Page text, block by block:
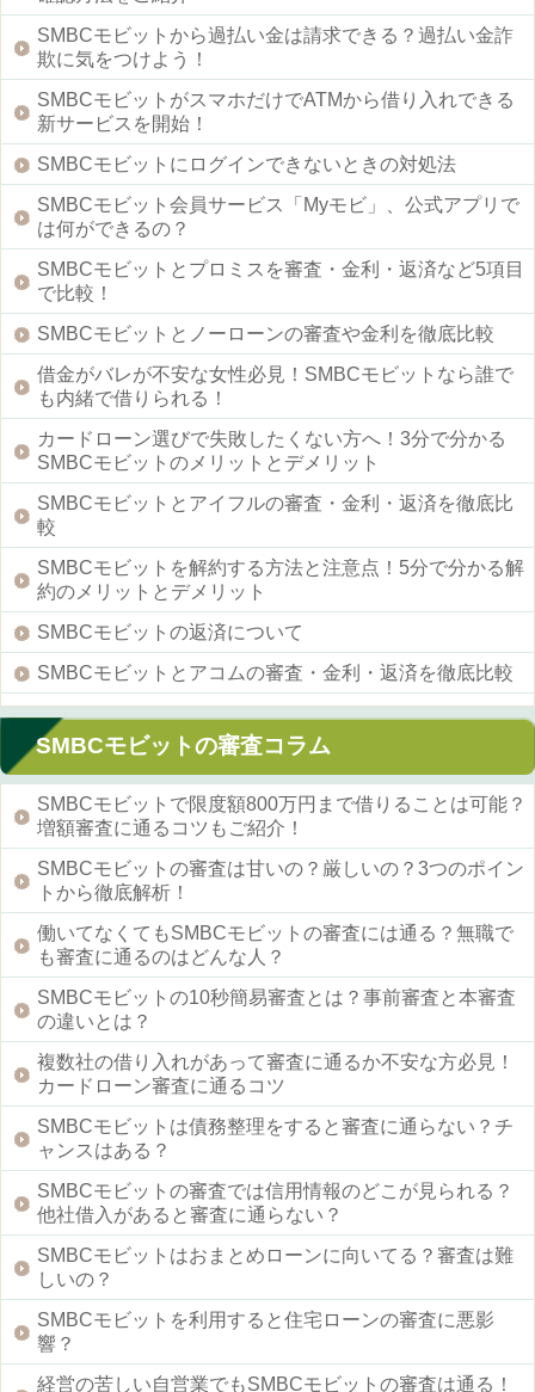
SMBCモビットから過払い金は請求できる？過払い金詐
欺に気をつけよう！
SMBCモビットがスマホだけでATMから借り入れできる
新サービスを開始！
SMBCモビットにログインできないときの対処法
SMBCモビット会員サービス「Myモビ」、公式アプリで
は何ができるの？
SMBCモビットとプロミスを審査・金利・返済など5項目
で比較！
SMBCモビットとノーローンの審査や金利を徹底比較
借金がバレが不安な女性必見！SMBCモビットなら誰で
も内緒で借りられる！
カードローン選びで失敗したくない方へ！3分で分かる
SMBCモビットのメリットとデメリット
SMBCモビットとアイフルの審査・金利・返済を徹底比
較
SMBCモビットを解約する方法と注意点！5分で分かる解
約のメリットとデメリット
SMBCモビットの返済について
SMBCモビットとアコムの審査・金利・返済を徹底比較
SMBCモビットの審査コラム
SMBCモビットで限度額800万円まで借りることは可能？
増額審査に通るコツもご紹介！
SMBCモビットの審査は甘いの？厳しいの？3つのポイン
トから徹底解析！
働いてなくてもSMBCモビットの審査には通る？無職で
も審査に通るのはどんな人？
SMBCモビットの10秒簡易審査とは？事前審査と本審査
の違いとは？
複数社の借り入れがあって審査に通るか不安な方必見！
カードローン審査に通るコツ
SMBCモビットは債務整理をすると審査に通らない？チ
ャンスはある？
SMBCモビットの審査では信用情報のどこが見られる？
他社借入があると審査に通らない？
SMBCモビットはおまとめローンに向いてる？審査は難
しいの？
SMBCモビットを利用すると住宅ローンの審査に悪影
響？
経営の苦しい自営業でもSMBCモビットの審査は通る！